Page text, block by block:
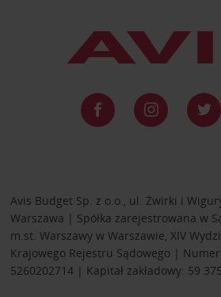
Avis Budget Sp. z o.o., ul. Żwirki i
Warszawa | Spółka zarejestrowana w
m.st. Warszawy w Warszawie, XIV
Krajowego Rejestru Sądowego |
5260202714 | Kapitał zakładowy: 59